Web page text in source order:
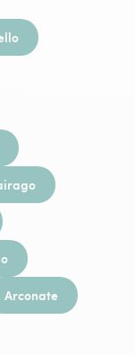
Arconate